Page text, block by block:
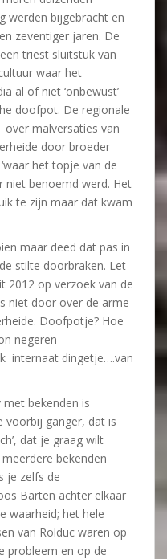
werden bijgebracht en
zeventiger jaren. De
triest sluitstuk van
waar het
al of niet ‘onbewust’
doofpot. De regionale
over malversaties van
door broeder
het topje van de
niet benoemd werd. Het
te zijn maar dat kwam
maar deed dat pas in
stilte doorbraken. Let
2012 op verzoek van de
niet door over de arme
Doofpotje? Hoe
negeren
internaat dingetje….van
bekenden is
voorbij ganger, dat is
dat je graag wilt
bekenden
je zelfs de
Barten achter elkaar
waarheid; het hele
van Rolduc waren op
probleem en op de